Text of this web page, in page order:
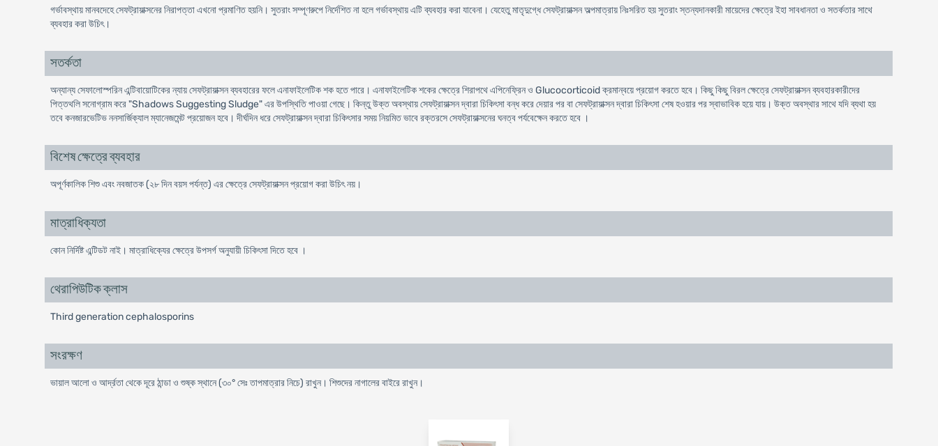
গর্ভাবস্থায় মানবদেহে সেফট্রায়াক্সনের নিরাপত্তা এখনো প্রমাণিত হয়নি। সুতরাং সম্পূণরুপে নির্দেশিত না হলে গর্ভাবস্থায় এটি ব্যবহার করা যাবেনা। যেহেতু মাতৃদুগ্ধে সেফট্রায়াক্সন অল্পমাত্রায় নিঃসরিত হয় সুতরাং স্তন্যদানকারী মায়েদের ক্ষেত্রে ইহা সাবধানতা ও সতর্কতার সাথে
ব্যবহার করা উচিৎ।
সতর্কতা
অন্যান্য সেফালোস্পরিন এন্টিবায়োটিকের ন্যায় সেফট্রায়াক্সন ব্যবহারের ফলে এনাফাইলেটিক শক হতে পারে। এনাফাইলেটিক শকের ক্ষেত্রে শিরাপথে এপিনেফ্রিন ও Glucocorticoid ক্রমান্বয়ে প্রয়োগ করতে হবে। কিছু কিছু বিরল ক্ষেত্রে সেফট্রায়াক্সন ব্যবহারকারীদের
পিত্তথলি সনোগ্রাম করে "Shadows Suggesting Sludge" এর উপস্থিতি পাওয়া গেছে। কিন্তু উক্ত অবস্থায় সেফট্রায়াক্সন দ্বারা চিকিৎসা বন্ধ করে দেয়ার পর বা সেফট্রায়াক্সন দ্বারা চিকিৎসা শেষ হওয়ার পর স্বাভাবিক হয়ে যায়। উক্ত অবস্থার সাথে যদি ব্যথা হয়
তবে কনজারভেটিভ ননসার্জিক্যাল ম্যানেজমেন্ট প্রয়োজন হবে। দীর্ঘদিন ধরে সেফট্রায়াক্সন দ্বারা চিকিৎসার সময় নিয়মিত ভাবে রক্তরসে সেফট্রায়াক্সনের ঘনত্ব পর্যবেক্ষেন করতে হবে ।
বিশেষ ক্ষেত্রে ব্যবহার
অপূর্ণকালিক শিশু এবং নবজাতক (২৮ দিন বয়স পর্যন্ত) এর ক্ষেত্রে সেফট্রায়াক্সন প্রয়োগ করা উচিৎ নয়।
মাত্রাধিক্যতা
কোন নির্দিষ্ট এন্টিডট নাই। মাত্রাধিক্যের ক্ষেত্রে উপসর্গ অনুযায়ী চিকিৎসা দিতে হবে ।
থেরাপিউটিক ক্লাস
Third generation cephalosporins
সংরক্ষণ
ভায়াল আলো ও আর্দ্রতা থেকে দূরে ঠান্ডা ও শুষ্ক স্থানে (৩০° সেঃ তাপমাত্রার নিচে) রাখুন। শিশুদের নাগালের বাইরে রাখুন।